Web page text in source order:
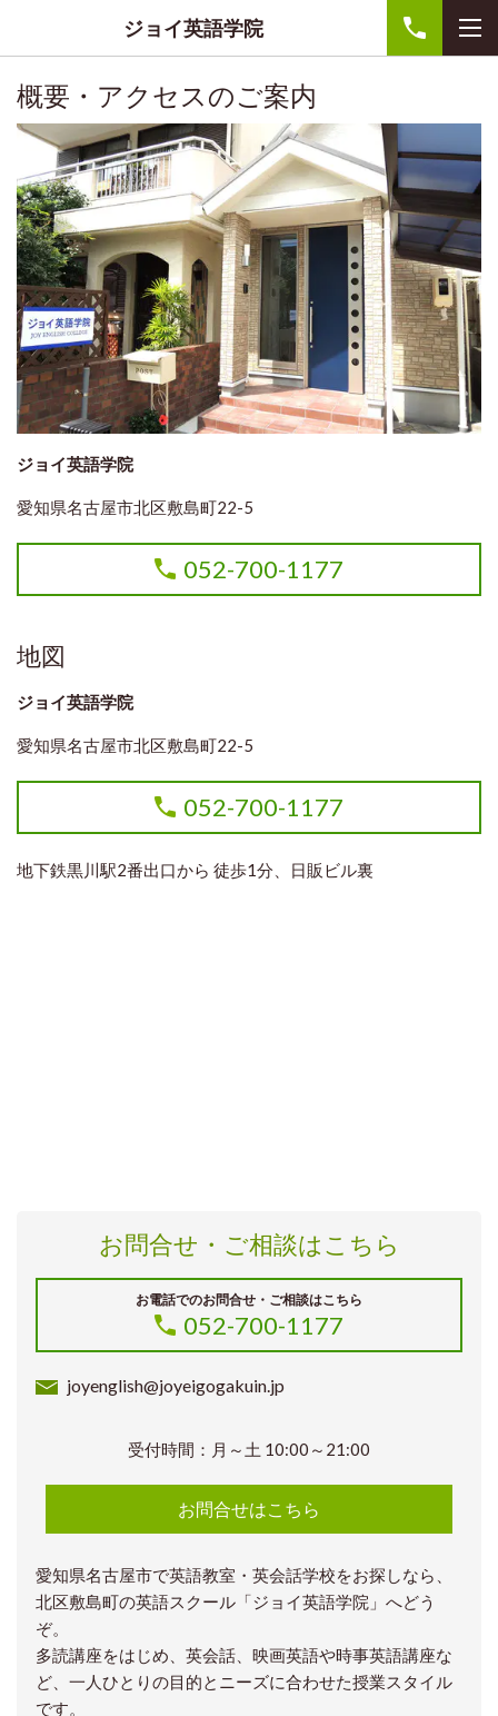
ジョイ英語学院
概要・アクセスのご案内
ジョイ英語学院
愛知県名古屋市北区敷島町22-5
052-700-1177
地図
ジョイ英語学院
愛知県名古屋市北区敷島町22-5
052-700-1177
地下鉄黒川駅2番出口から 徒歩1分、日販ビル裏
お問合せ・ご相談はこちら
お電話でのお問合せ・ご相談はこちら
052-700-1177
joyenglish@joyeigogakuin.jp
受付時間：月～土 10:00～21:00
お問合せはこちら
愛知県名古屋市で英語教室・英会話学校をお探しなら、
北区敷島町の英語スクール「ジョイ英語学院」へどう
ぞ。
多読講座をはじめ、英会話、映画英語や時事英語講座な
ど、一人ひとりの目的とニーズに合わせた授業スタイル
です。